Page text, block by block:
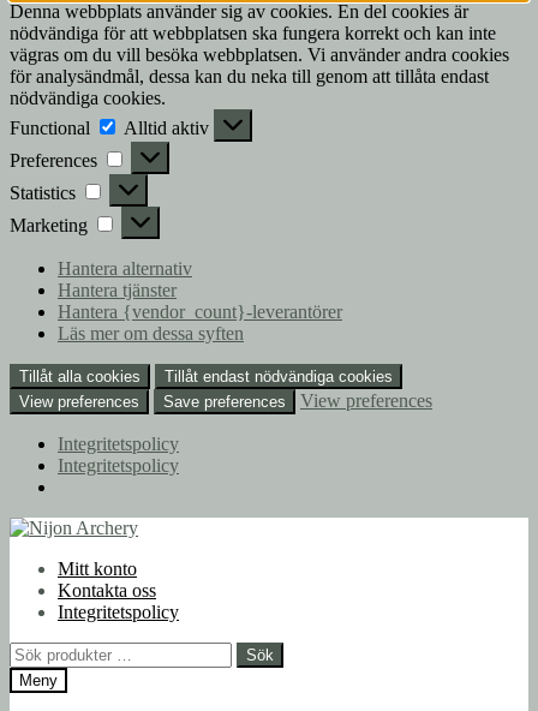
Denna webbplats använder sig av cookies. En del cookies är
nödvändiga för att webbplatsen ska fungera korrekt och kan inte
vägras om du vill besöka webbplatsen. Vi använder andra cookies
för analysändmål, dessa kan du neka till genom att tillåta endast
nödvändiga cookies.
Functional
Functional
Alltid aktiv
Preferences
Preferences
Statistics Statistics
Marketing Marketing
Hantera alternativ
Hantera tjänster
Hantera {vendor_count}-leverantörer
Läs mer om dessa syften
Tillåt alla cookies
Tillåt endast nödvändiga cookies
View preferences
Save preferences View preferences
Integritetspolicy
Integritetspolicy
Hoppa
navigering
Hoppa
innehållMitt konto
Kontakta oss
Integritetspolicy
Sök
efter:
Sök
Meny